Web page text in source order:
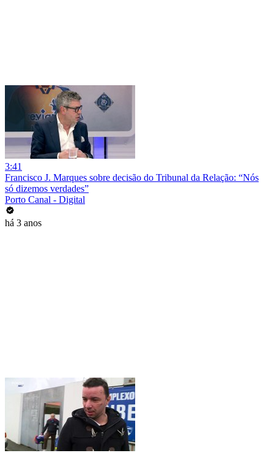
3:41
Francisco J. Marques sobre decisão do Tribunal da Relação: “Nós
só dizemos verdades”
Porto Canal - Digital
há 3 anos